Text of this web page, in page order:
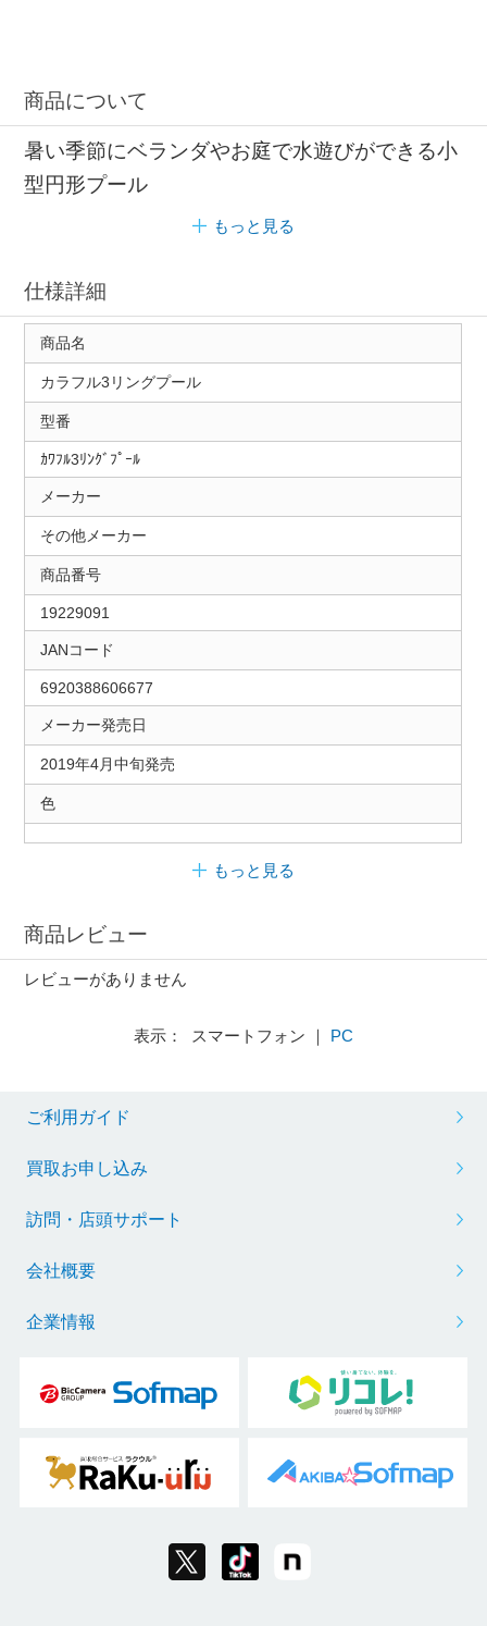
商品について
暑い季節にベランダやお庭で水遊びができる小
型円形プール
もっと見る
仕様詳細
商品名
カラフル3リングプール
型番
ｶﾜﾌﾙ3ﾘﾝｸﾞﾌﾟｰﾙ
メーカー
その他メーカー
商品番号
19229091
JANコード
6920388606677
メーカー発売日
2019年4月中旬発売
色
もっと見る
商品レビュー
レビューがありません
表示： スマートフォン ｜ PC
ご利用ガイド
買取お申し込み
訪問・店頭サポート
会社概要
企業情報